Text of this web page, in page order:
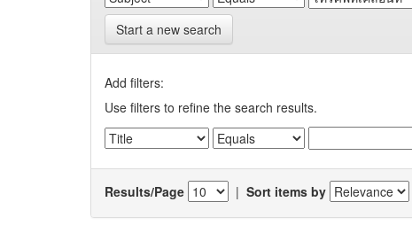
Start a new search
Add filters:
Use filters to refine the search results.
Results/Page | Sort items by